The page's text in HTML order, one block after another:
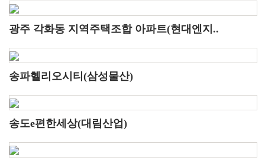
광주 각화동 지역주택조합 아파트(현대엔지..
송파헬리오시티(삼성물산)
송도e편한세상(대림산업)